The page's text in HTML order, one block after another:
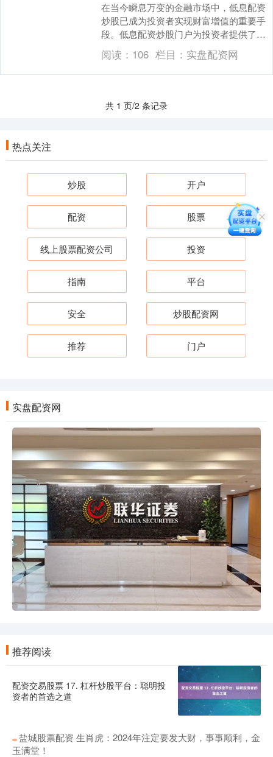
在当今瞬息万变的金融市场中，低息配资
炒股已成为投资者实现财富增值的重要手
段。低息配资炒股门户为投资者提供了一
个便捷的平台，让他们轻松获得杠杆资金
配资著名炒股配资....
阅读： 106 栏目： 实盘配资网
共 1 页/2 条记录
热点关注
炒股 开户
配资 股票
线上股票配资公司 投资
指南 平台
安全 炒股配资网
推荐 门户
实盘配资网
推荐阅读
配资交易股票 17. 杠杆炒股平台：聪明投
资者的首选之道
盐城股票配资 生肖虎：2024年注定要发大财，事事顺利，金
玉满堂！